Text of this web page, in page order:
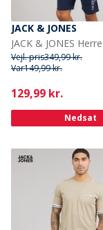
JACK & JONES
Vejl. pris349,99 kr.
Var149,99 kr.
Current
129,99 kr.
Nedsat